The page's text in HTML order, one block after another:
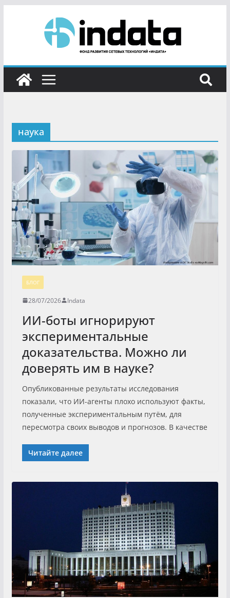
наука
БЛОГ
28/07/2026 Indata
ИИ-боты игнорируют
экспериментальные
доказательства. Можно ли
доверять им в науке?
Опубликованные результаты исследования
показали, что ИИ-агенты плохо используют факты,
полученные экспериментальным путём, для
пересмотра своих выводов и прогнозов. В качестве
Читайте далее